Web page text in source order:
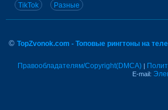
TikTok Разные
© TopZvonok.com - Топовые рингтоны на
Правообладателям/Copyright(DMCA) |
E-mail: